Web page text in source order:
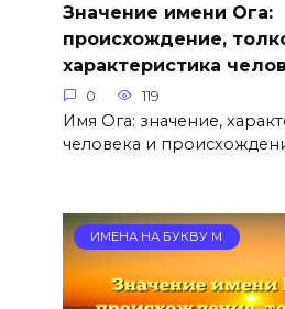
Значение имени Ога:
происхождение,
характеристика
0 119
Имя Ога: значение,
человека и
ИМЕНА НА БУКВУ М